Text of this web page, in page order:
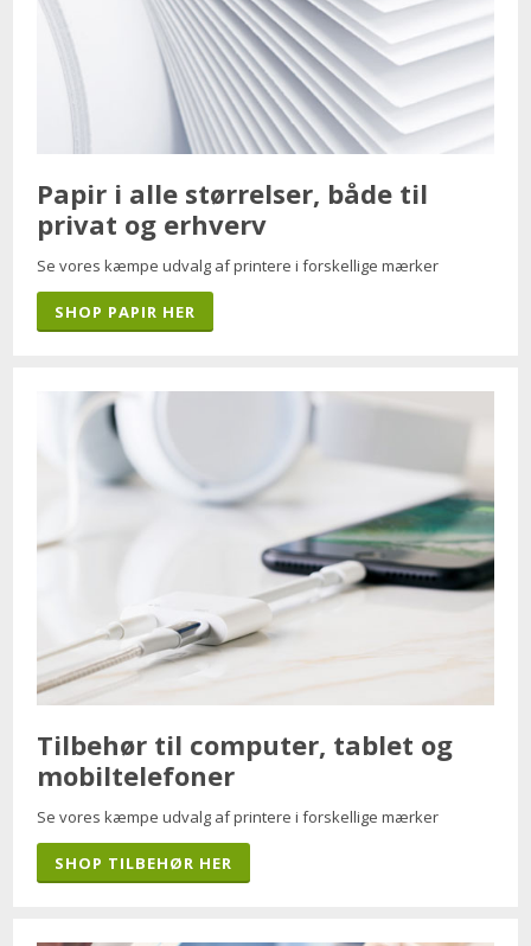
Papir i alle størrelser, både til
privat og erhverv
Se vores kæmpe udvalg af printere i forskellige mærker
SHOP PAPIR HER
Tilbehør til computer, tablet og
mobiltelefoner
Se vores kæmpe udvalg af printere i forskellige mærker
SHOP TILBEHØR HER